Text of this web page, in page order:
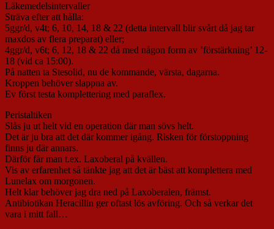
Läkemedelsintervaller
Sträva efter att hålla:
5ggr/d, v4t; 6, 10, 14, 18 & 22 (detta intervall blir svårt då jag tar
maxdos av flera preparat) eller;
4ggr/d, v6t; 6, 12, 18 & 22 då med någon form av ’förstärkning’ 12-
18 (vid ca 15:00).
På natten ta Stesolid, nu de kommande, värsta, dagarna.
Kroppen behöver slappna av.
Ev först testa komplettering med paraflex.
Peristaltiken
Slås ju ut helt vid en operation där man sövs helt.
Det är ju bra att det där kommer igång. Risken för förstoppning
finns ju där annars.
Därför får man t.ex. Laxoberal på kvällen.
Vis av erfarenhet så tänkte jag att det är bäst att komplettera med
Lunelax om morgonen.
Helt klar behöver jag dra ned på Laxoberalen, främst.
Antibiotikan Heracillin ger oftast lös avföring. Och så verkar det
vara i mitt fall…